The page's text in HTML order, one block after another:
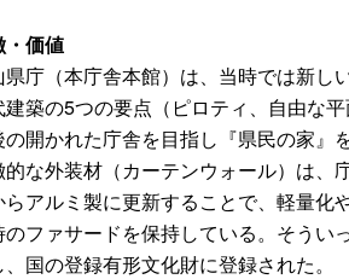
・価値
県庁（本庁舎本館）は、当時では新し
建築の5つの要点（ピロティ、自由な
開かれた庁舎を目指し『県民の家』
的な外装材（カーテンウォール）は、
らアルミ製に更新することで、軽量化
のファサードを保持している。そうい
国の登録有形文化財に登録された。